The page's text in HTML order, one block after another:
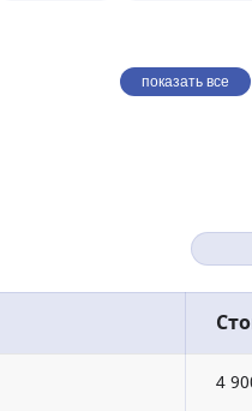
показать все
4